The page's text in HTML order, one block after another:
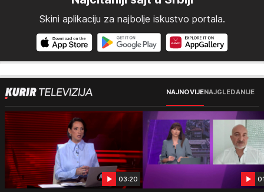
Skini aplikaciju za najbolje iskustvo portala.
NAJNOVIJENAJGLEDANIJE
03:20